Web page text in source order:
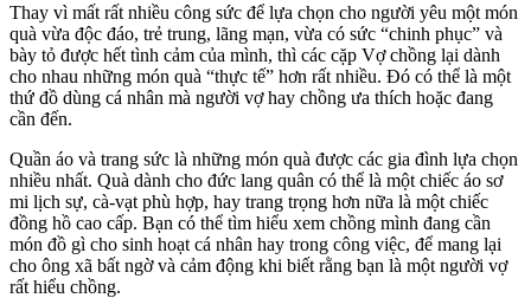
Thay vì mất rất nhiều công sức để lựa chọn cho người yêu một món
quà vừa độc đáo, trẻ trung, lãng mạn, vừa có sức “chinh phục” và
bày tỏ được hết tình cảm của mình, thì các cặp Vợ chồng lại dành
cho nhau những món quà “thực tế” hơn rất nhiều. Đó có thể là một
thứ đồ dùng cá nhân mà người vợ hay chồng ưa thích hoặc đang
cần đến.
Quần áo và trang sức là những món quà được các gia đình lựa chọn
nhiều nhất. Quà dành cho đức lang quân có thể là một chiếc áo sơ
mi lịch sự, cà-vạt phù hợp, hay trang trọng hơn nữa là một chiếc
đồng hồ cao cấp. Bạn có thể tìm hiểu xem chồng mình đang cần
món đồ gì cho sinh hoạt cá nhân hay trong công việc, để mang lại
cho ông xã bất ngờ và cảm động khi biết rằng bạn là một người vợ
rất hiểu chồng.